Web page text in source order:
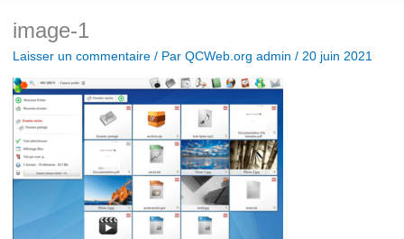
image-1
Laisser un commentaire / Par QCWeb.org admin / 20 juin 2021